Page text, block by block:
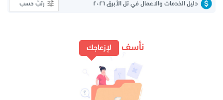
دليل الخدمات والاعمال في تل الأبرق ٢٠٢٦ رتبّ حسب
نأسف لإزعاجك